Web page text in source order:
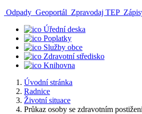
Odpady Geoportál Zpravodaj TEP
Úřední deska
Poplatky
Služby obce
Zdravotní středisko
Knihovna
Úvodní stránka
Radnice
Životní situace
Průkaz osoby se zdravotním